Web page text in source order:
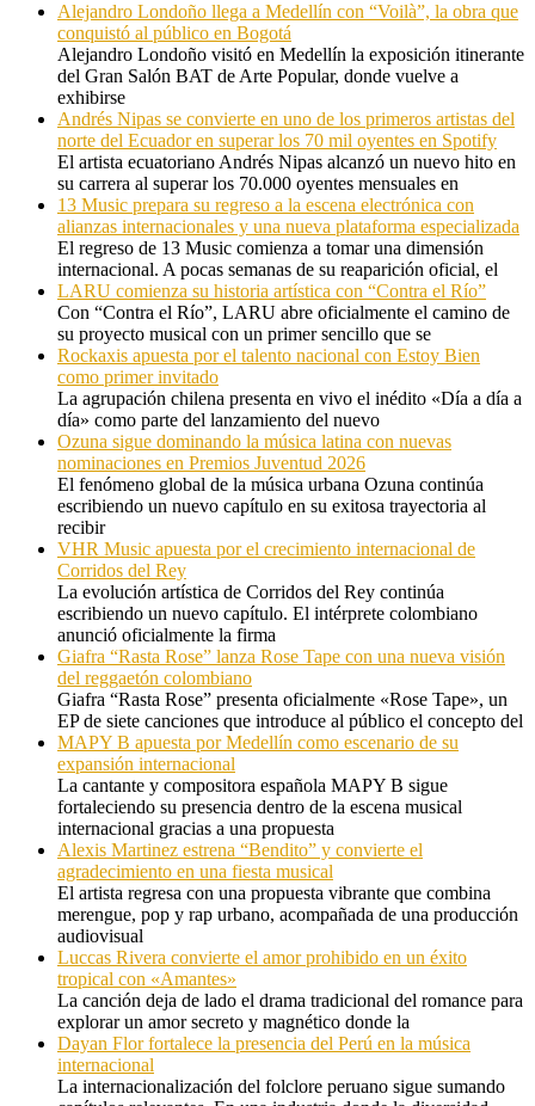
Alejandro Londoño llega a Medellín con “Voilà”, la obra que
conquistó al público en Bogotá
Alejandro Londoño visitó en Medellín la exposición itinerante
del Gran Salón BAT de Arte Popular, donde vuelve a
exhibirse
Andrés Nipas se convierte en uno de los primeros artistas del
norte del Ecuador en superar los 70 mil oyentes en Spotify
El artista ecuatoriano Andrés Nipas alcanzó un nuevo hito en
su carrera al superar los 70.000 oyentes mensuales en
13 Music prepara su regreso a la escena electrónica con
alianzas internacionales y una nueva plataforma especializada
El regreso de 13 Music comienza a tomar una dimensión
internacional. A pocas semanas de su reaparición oficial, el
LARU comienza su historia artística con “Contra el Río”
Con “Contra el Río”, LARU abre oficialmente el camino de
su proyecto musical con un primer sencillo que se
Rockaxis apuesta por el talento nacional con Estoy Bien
como primer invitado
La agrupación chilena presenta en vivo el inédito «Día a día a
día» como parte del lanzamiento del nuevo
Ozuna sigue dominando la música latina con nuevas
nominaciones en Premios Juventud 2026
El fenómeno global de la música urbana Ozuna continúa
escribiendo un nuevo capítulo en su exitosa trayectoria al
recibir
VHR Music apuesta por el crecimiento internacional de
Corridos del Rey
La evolución artística de Corridos del Rey continúa
escribiendo un nuevo capítulo. El intérprete colombiano
anunció oficialmente la firma
Giafra “Rasta Rose” lanza Rose Tape con una nueva visión
del reggaetón colombiano
Giafra “Rasta Rose” presenta oficialmente «Rose Tape», un
EP de siete canciones que introduce al público el concepto del
MAPY B apuesta por Medellín como escenario de su
expansión internacional
La cantante y compositora española MAPY B sigue
fortaleciendo su presencia dentro de la escena musical
internacional gracias a una propuesta
Alexis Martinez estrena “Bendito” y convierte el
agradecimiento en una fiesta musical
El artista regresa con una propuesta vibrante que combina
merengue, pop y rap urbano, acompañada de una producción
audiovisual
Luccas Rivera convierte el amor prohibido en un éxito
tropical con «Amantes»
La canción deja de lado el drama tradicional del romance para
explorar un amor secreto y magnético donde la
Dayan Flor fortalece la presencia del Perú en la música
internacional
La internacionalización del folclore peruano sigue sumando